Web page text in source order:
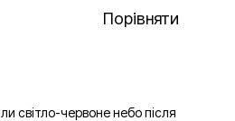
Порівняти
світло-червоне небо після